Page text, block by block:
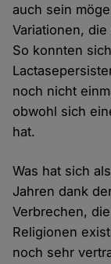
auch sein
Variationen,
So konnten
noch nicht
obwohl sich
hat.
Was hat sich
Jahren dank
Verbrechen,
Religionen
noch sehr